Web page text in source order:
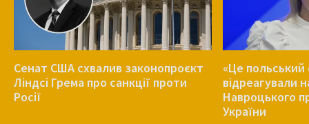
Сенат США схвалив законопроєкт
Ліндсі Грема про санкції проти
Росії
«Це польський
відреагували
Навроцького
України